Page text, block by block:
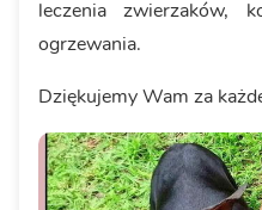
leczenia zwierzaków,
ogrzewania.
Dziękujemy Wam za